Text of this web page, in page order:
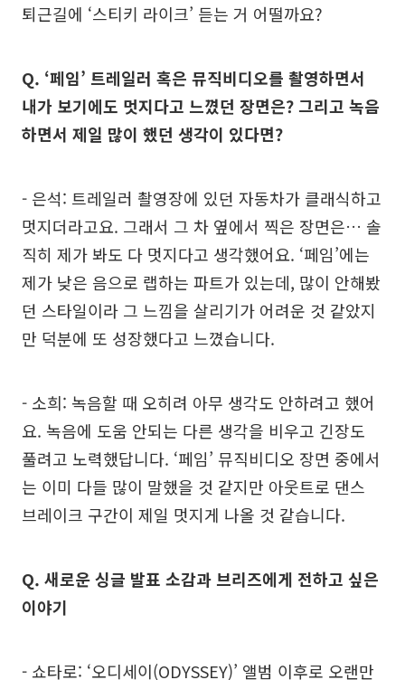
퇴근길에 ‘스티키 라이크’ 듣는 거 어떨까요?
Q. ‘페임’ 트레일러 혹은 뮤직비디오를 촬영하면서
내가 보기에도 멋지다고 느꼈던 장면은? 그리고 녹음
하면서 제일 많이 했던 생각이 있다면?
- 은석: 트레일러 촬영장에 있던 자동차가 클래식하고
멋지더라고요. 그래서 그 차 옆에서 찍은 장면은… 솔
직히 제가 봐도 다 멋지다고 생각했어요. ‘페임’에는
제가 낮은 음으로 랩하는 파트가 있는데, 많이 안해봤
던 스타일이라 그 느낌을 살리기가 어려운 것 같았지
만 덕분에 또 성장했다고 느꼈습니다.
- 소희: 녹음할 때 오히려 아무 생각도 안하려고 했어
요. 녹음에 도움 안되는 다른 생각을 비우고 긴장도
풀려고 노력했답니다. ‘페임’ 뮤직비디오 장면 중에서
는 이미 다들 많이 말했을 것 같지만 아웃트로 댄스
브레이크 구간이 제일 멋지게 나올 것 같습니다.
Q. 새로운 싱글 발표 소감과 브리즈에게 전하고 싶은
이야기
- 쇼타로: ‘오디세이(ODYSSEY)’ 앨범 이후로 오랜만